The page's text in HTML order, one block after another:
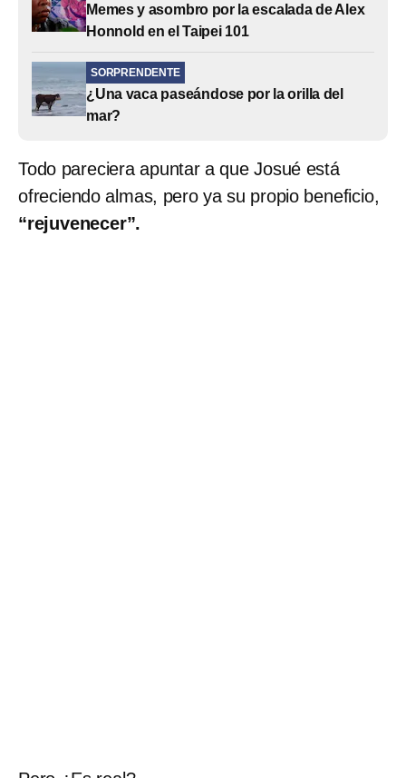
Memes y asombro por la escalada de Alex
Honnold en el Taipei 101
SORPRENDENTE
¿Una vaca paseándose por la orilla del
mar?
Todo pareciera apuntar a que Josué está
ofreciendo almas, pero ya su propio beneficio,
“rejuvenecer”.